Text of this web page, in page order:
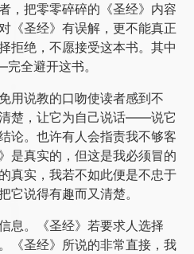
，把零零碎碎的《圣经》内容
《圣经》有误解，更不能真正
拒绝，不愿接受这本书。其中
全避开这书。
用说教的口吻使读者感到不
楚，让它为自己说话——说它
。也许有人会指责我不够客
是真实的，但这是我必须冒的
真实，我若不如此便是不忠于
它说得有趣而又清楚。
息。《圣经》若要求人选择
《圣经》所说的非常直接，我